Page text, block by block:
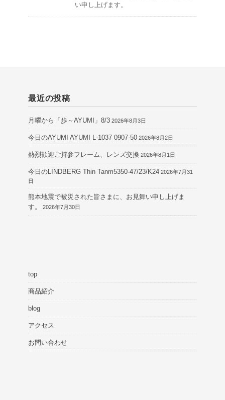
い申し上げます。
最近の投稿
月曜から「歩～AYUMI」8/3 2026年8月3日
今日のAYUMI AYUMI L-1037 0907-50 2026年8月2日
熱烈歓迎ご持参フレーム、レンズ交換 2026年8月1日
今日のLINDBERG Thin Tanm5350-47/23/K24 2026年7月31
日
熊本地震で被災された皆さまに、お見舞い申し上げま
す。
2026年7月30日
top
商品紹介
blog
アクセス
お問い合わせ